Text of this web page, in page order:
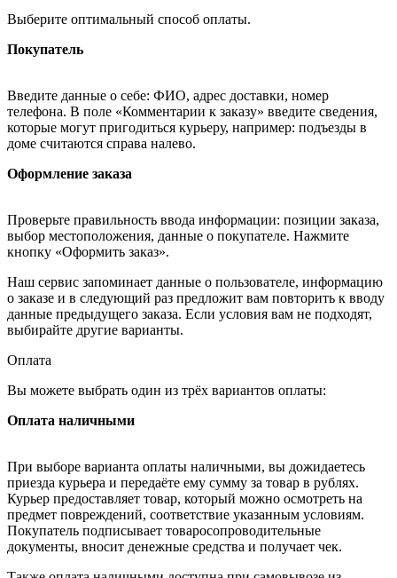
Выберите оптимальный способ оплаты.
Покупатель
Введите данные о себе: ФИО, адрес доставки, номер
телефона. В поле «Комментарии к заказу» введите сведения,
которые могут пригодиться курьеру, например: подъезды в
доме считаются справа налево.
Оформление заказа
Проверьте правильность ввода информации: позиции заказа,
выбор местоположения, данные о покупателе. Нажмите
кнопку «Оформить заказ».
Наш сервис запоминает данные о пользователе, информацию
о заказе и в следующий раз предложит вам повторить к вводу
данные предыдущего заказа. Если условия вам не подходят,
выбирайте другие варианты.
Оплата
Вы можете выбрать один из трёх вариантов оплаты:
Оплата наличными
При выборе варианта оплаты наличными, вы дожидаетесь
приезда курьера и передаёте ему сумму за товар в рублях.
Курьер предоставляет товар, который можно осмотреть на
предмет повреждений, соответствие указанным условиям.
Покупатель подписывает товаросопроводительные
документы, вносит денежные средства и получает чек.